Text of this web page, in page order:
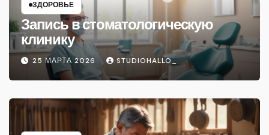
ЗДОРОВЬЕ
Запись в стоматологическую
клинику
25 МАРТА 2026 STUDIOHALLO_